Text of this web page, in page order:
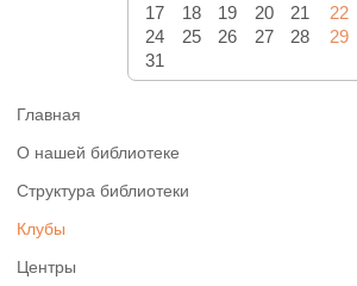
17
18 19 20 21 22
24
25 26 27 28 29
31
Главная
О нашей библиотеке
Структура библиотеки
Клубы
Центры